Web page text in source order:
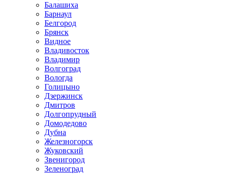
Балашиха
Барнаул
Белгород
Брянск
Видное
Владивосток
Владимир
Волгоград
Вологда
Голицыно
Дзержинск
Дмитров
Долгопрудный
Домодедово
Дубна
Железногорск
Жуковский
Звенигород
Зеленоград